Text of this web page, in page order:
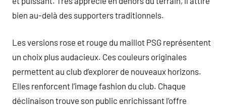
bien au-delà des supporters traditionnels.
Les versions rose et rouge du maillot PSG représentent
un choix plus audacieux. Ces couleurs originales
permettent au club d’explorer de nouveaux horizons.
Elles renforcent l’image fashion du club. Chaque
déclinaison trouve son public enrichissant l’offre